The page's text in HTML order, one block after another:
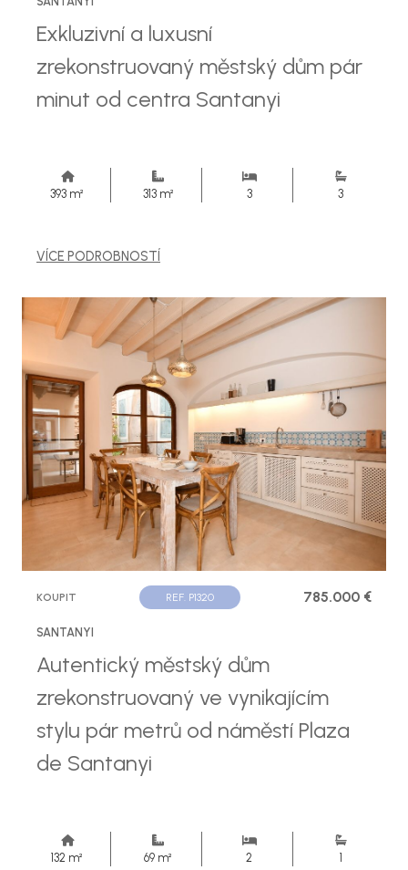
Exkluzivní a luxusní
zrekonstruovaný městský dům pár
minut od centra Santanyi
393 m² 313 m² 3 3
VÍCE PODROBNOSTÍ
KOUPIT REF. P1320 785.000 €
SANTANYI
Autentický městský dům
zrekonstruovaný ve vynikajícím
stylu pár metrů od náměstí Plaza
de Santanyi
132 m² 69 m² 2 1